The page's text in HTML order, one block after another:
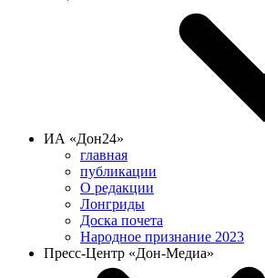
ИА «Дон24»
главная
публикации
О редакции
Лонгриды
Доска почета
Народное признание 2023
Пресс-Центр «Дон-Медиа»